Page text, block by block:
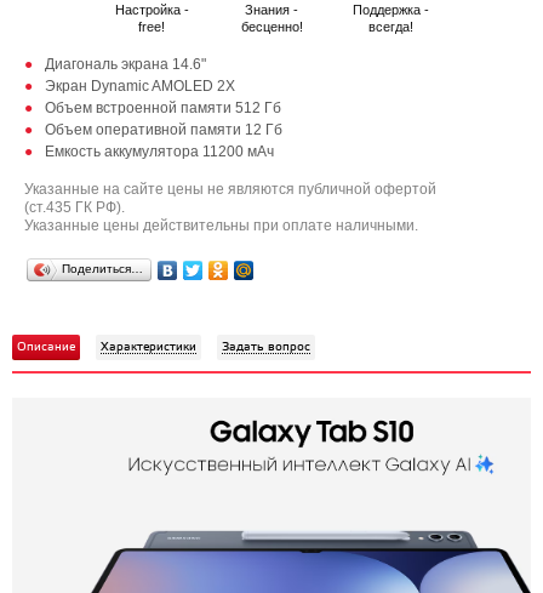
Настройка -
free!
Знания -
бесценно!
Поддержка -
всегда!
Диагональ экрана 14.6"
Экран Dynamic AMOLED 2X
Объем встроенной памяти 512 Гб
Объем оперативной памяти 12 Гб
Емкость аккумулятора 11200 мАч
Указанные на сайте цены не являются публичной офертой
(ст.435 ГК РФ).
Указанные цены действительны при оплате наличными.
Поделиться…
Описание Характеристики Задать вопрос